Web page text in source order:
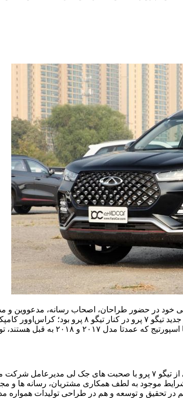
برتر اعطا کرد. اما رویداد مهمتر این مراسم،
توسط مدیران خودرو به بازار بیاید.
مراسم تجلیل از طرح های برتر مسابقه طراحی مدیران خودرو و
موجود به لطف همکاری مشتریان، رسانه ها و
تحقیق و توسعه و هم در طراحی تولیدات همواره